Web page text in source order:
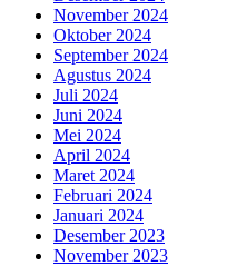
November 2024
Oktober 2024
September 2024
Agustus 2024
Juli 2024
Juni 2024
Mei 2024
April 2024
Maret 2024
Februari 2024
Januari 2024
Desember 2023
November 2023